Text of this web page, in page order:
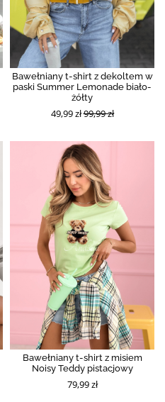
Bawełniany t-shirt z dekoltem w
paski Summer Lemonade biało-
żółty
49,99 zł99,99 zł
Bawełniany t-shirt z misiem
Noisy Teddy pistacjowy
79,99 zł